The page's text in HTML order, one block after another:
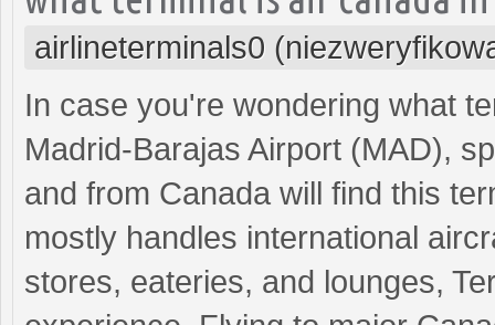
airlineterminals0
In case you're wondering what
Madrid-Barajas Airport (MAD),
and from Canada will find this
mostly handles international
stores, eateries, and lounges,